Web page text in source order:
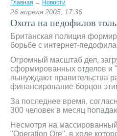
Главная → Новости
26 апреля 2005, 17:36
Охота на педофилов
Британская полиция
борьбе с интернет-
Огромный масштаб дел,
сформированных отделов и
вынуждают правительства
финансирование борцов
За последнее время,
300 человек в месяц
Несмотря на
"Operation Ore", в ходе